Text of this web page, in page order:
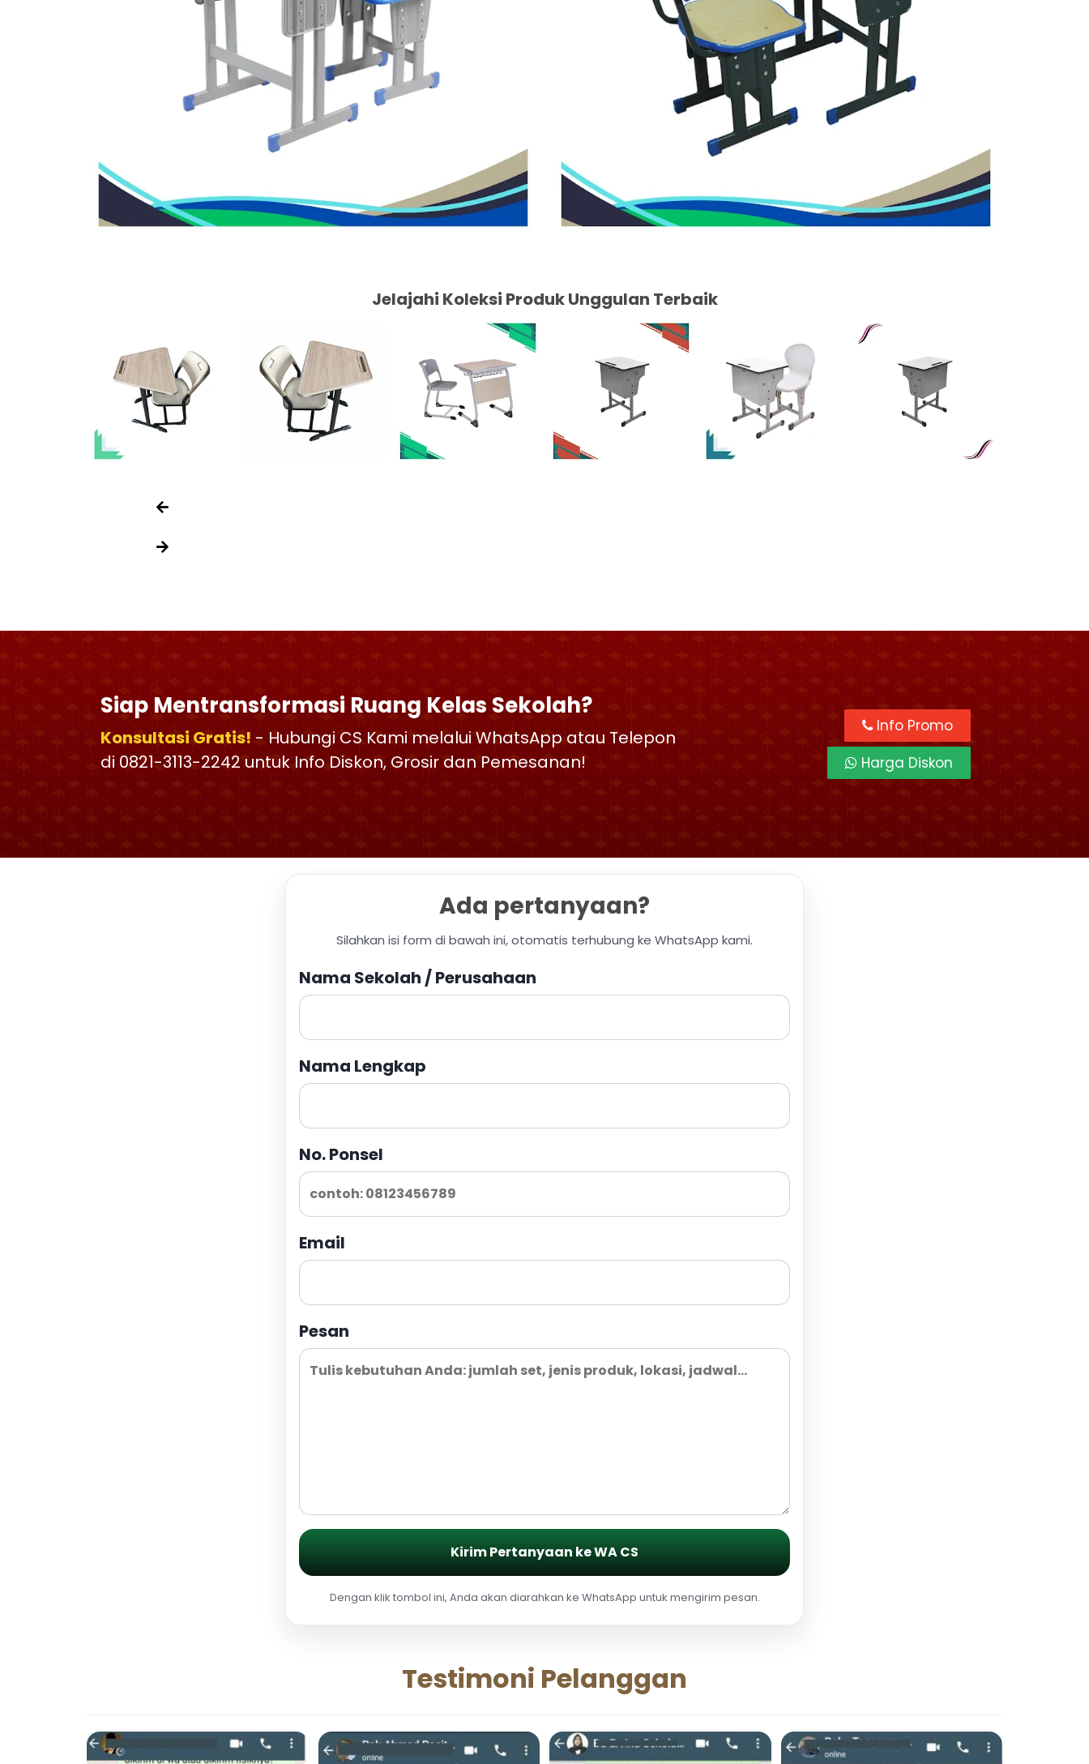
Jelajahi Koleksi Produk Unggulan Terbaik
Siap Mentransformasi Ruang Kelas Sekolah?
Konsultasi Gratis! - Hubungi CS Kami melalui WhatsApp atau Telepon
di 0821-3113-2242 untuk Info Diskon, Grosir dan Pemesanan!
Info Promo
Harga Diskon
Ada pertanyaan?
Silahkan isi form di bawah ini, otomatis terhubung ke WhatsApp kami.
Nama Sekolah / Perusahaan
Nama Lengkap
No. Ponsel
Email
Pesan
Kirim Pertanyaan ke WA CS
Dengan klik tombol ini, Anda akan diarahkan ke WhatsApp untuk mengirim pesan.
Testimoni Pelanggan